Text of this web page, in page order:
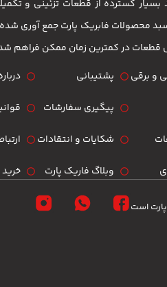
بسیار گسترده از قطعات تزئینی و
. بیش از 3500 کالا در سبد محصولات فابریک
قطعات در کمترین زمان ممکن فراهم
و برقی پشتیبانی
پیگیری سفارشات
شکایات و انتقادات
وبلاگ فاریک پارت
است